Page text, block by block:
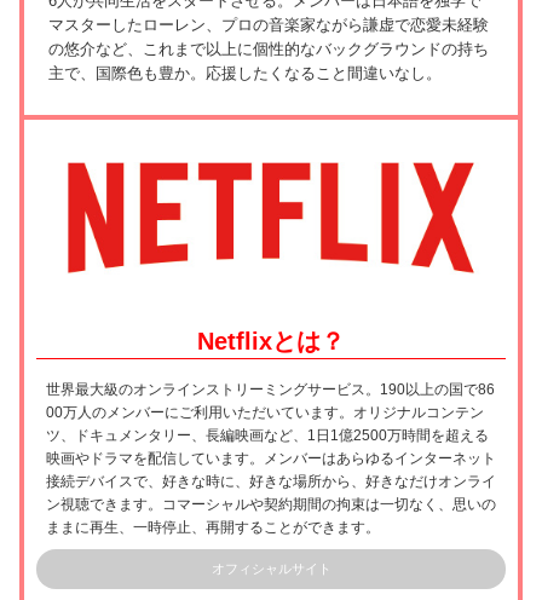
マスターしたローレン、プロの音楽家ながら謙虚で恋愛未経験
の悠介など、これまで以上に個性的なバックグラウンドの持ち
主で、国際色も豊か。応援したくなること間違いなし。
Netflixとは？
世界最大級のオンラインストリーミングサービス。190以上の国で86
00万人のメンバーにご利用いただいています。オリジナルコンテン
ツ、ドキュメンタリー、長編映画など、1日1億2500万時間を超える
映画やドラマを配信しています。メンバーはあらゆるインターネット
接続デバイスで、好きな時に、好きな場所から、好きなだけオンライ
ン視聴できます。コマーシャルや契約期間の拘束は一切なく、思いの
ままに再生、一時停止、再開することができます。
オフィシャルサイト